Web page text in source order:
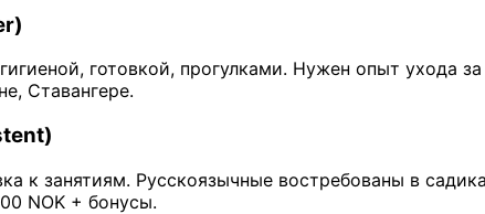
готовкой, прогулками. Нужен опыт ухода
Ставангере.
к занятиям. Русскоязычные востребованы в
NOK + бонусы.